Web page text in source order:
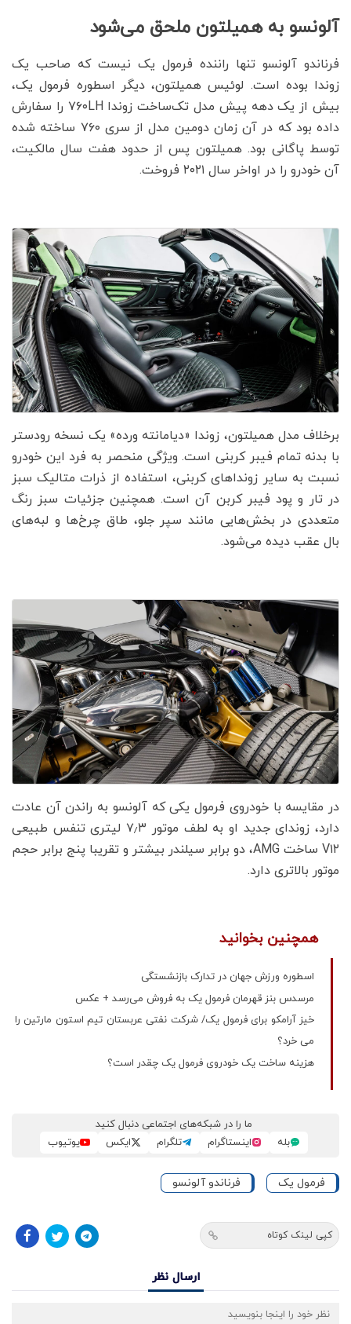
آلونسو به همیلتون ملحق می‌شود
فرناندو آلونسو تنها راننده فرمول یک نیست که صاحب یک
زوندا بوده است. لوئیس همیلتون، دیگر اسطوره فرمول یک،
بیش از یک دهه پیش مدل تک‌ساخت زوندا ۷۶۰LH را سفارش
داده بود که در آن زمان دومین مدل از سری ۷۶۰ ساخته شده
توسط پاگانی بود. همیلتون پس از حدود هفت سال مالکیت،
آن خودرو را در اواخر سال ۲۰۲۱ فروخت.
برخلاف مدل همیلتون، زوندا «دیامانته ورده» یک نسخه رودستر
با بدنه تمام فیبر کربنی است. ویژگی منحصر به‌ فرد این خودرو
نسبت به سایر زونداهای کربنی، استفاده از ذرات متالیک سبز
در تار و پود فیبر کربن آن است. همچنین جزئیات سبز رنگ
متعددی در بخش‌هایی مانند سپر جلو، طاق چرخ‌ها و لبه‌های
بال عقب دیده می‌شود.
در مقایسه با خودروی فرمول یکی که آلونسو به راندن آن عادت
دارد، زوندای جدید او به لطف موتور ۷٫۳ لیتری تنفس طبیعی
V۱۲ ساخت AMG، دو برابر سیلندر بیشتر و تقریبا پنج برابر حجم
موتور بالاتری دارد.
همچنین بخوانید
اسطوره ورزش جهان در تدارک بازنشستگی
مرسدس بنز قهرمان فرمول یک به فروش می‌رسد + عکس
خیز آرامکو برای فرمول یک/ شرکت نفتی عربستان تیم استون مارتین را
می خرد؟
هزینه ساخت یک خودروی فرمول یک چقدر است؟
ما را در شبکه‌های اجتماعی دنبال کنید
بله
اینستاگرام تلگرام ایکس یوتیوب
فرمول یک فرناندو آلونسو
کپی لینک کوتاه
ارسال نظر